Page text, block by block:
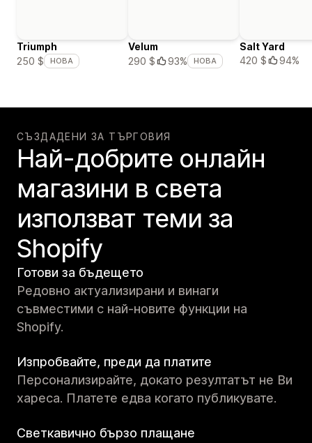
Triumph
250 $
НОВА
Velum
290 $
93% НОВА
Salt Yard
420 $
94%
СЪЗДАДЕНИ ЗА ТЪРГОВИЯ
Най-добрите онлайн
магазини в света
използват теми за
Shopify
Готови за бъдещето
Редовно актуализирани и винаги
съвместими с най-новите функции на
Shopify.
Изпробвайте, преди да платите
Персонализирайте, докато резултатът не Ви
хареса. Платете едва когато публикувате.
Светкавично бързо плащане